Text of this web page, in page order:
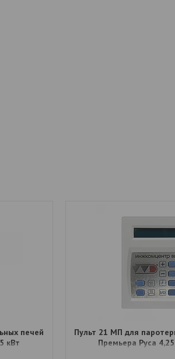
печей
кВт
Пульт 21 МП для
Премьера Руса